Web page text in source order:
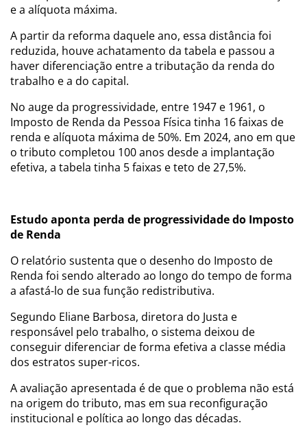
e a alíquota máxima.
A partir da reforma daquele ano, essa distância foi
reduzida, houve achatamento da tabela e passou a
haver diferenciação entre a tributação da renda do
trabalho e a do capital.
No auge da progressividade, entre 1947 e 1961, o
Imposto de Renda da Pessoa Física tinha 16 faixas de
renda e alíquota máxima de 50%. Em 2024, ano em que
o tributo completou 100 anos desde a implantação
efetiva, a tabela tinha 5 faixas e teto de 27,5%.
Estudo aponta perda de progressividade do Imposto
de Renda
O relatório sustenta que o desenho do Imposto de
Renda foi sendo alterado ao longo do tempo de forma
a afastá-lo de sua função redistributiva.
Segundo Eliane Barbosa, diretora do Justa e
responsável pelo trabalho, o sistema deixou de
conseguir diferenciar de forma efetiva a classe média
dos estratos super-ricos.
A avaliação apresentada é de que o problema não está
na origem do tributo, mas em sua reconfiguração
institucional e política ao longo das décadas.